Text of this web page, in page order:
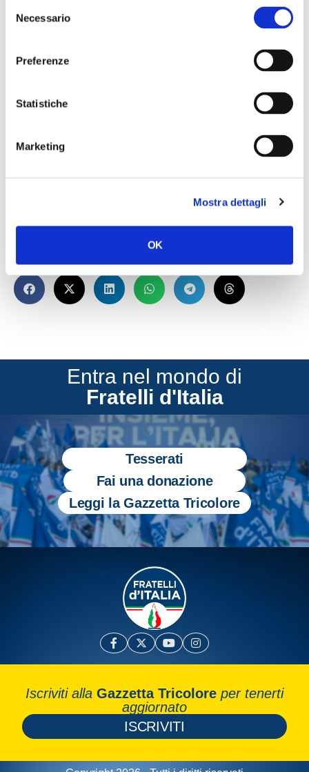
delNecessario
Preferenze
Statistiche
Marketing
Mostra dettagli
OK
Nazione a possibili ingerenze e interferenze straniere.
Ritengo che su questo punto il sottosegretario Merlo
debba fare immediatamente chiarezza, soprattutto ora
che le sorti del prossimo Governo rischiano di dipendere
“responsabili” e che trovano l’immediata dignità di un
MAIE di Merlo. Se queste sono le premesse del nuovo
Lo dichiara il senatore di Fratelli d’Italia, Giovanbattista
CONDIVIDI
Entra nel mondo di
Fratelli d'Italia
Tesserati
Fai una donazione
Leggi la Gazzetta Tricolore
Iscriviti alla Gazzetta Tricolore per tenerti
aggiornato
ISCRIVITI